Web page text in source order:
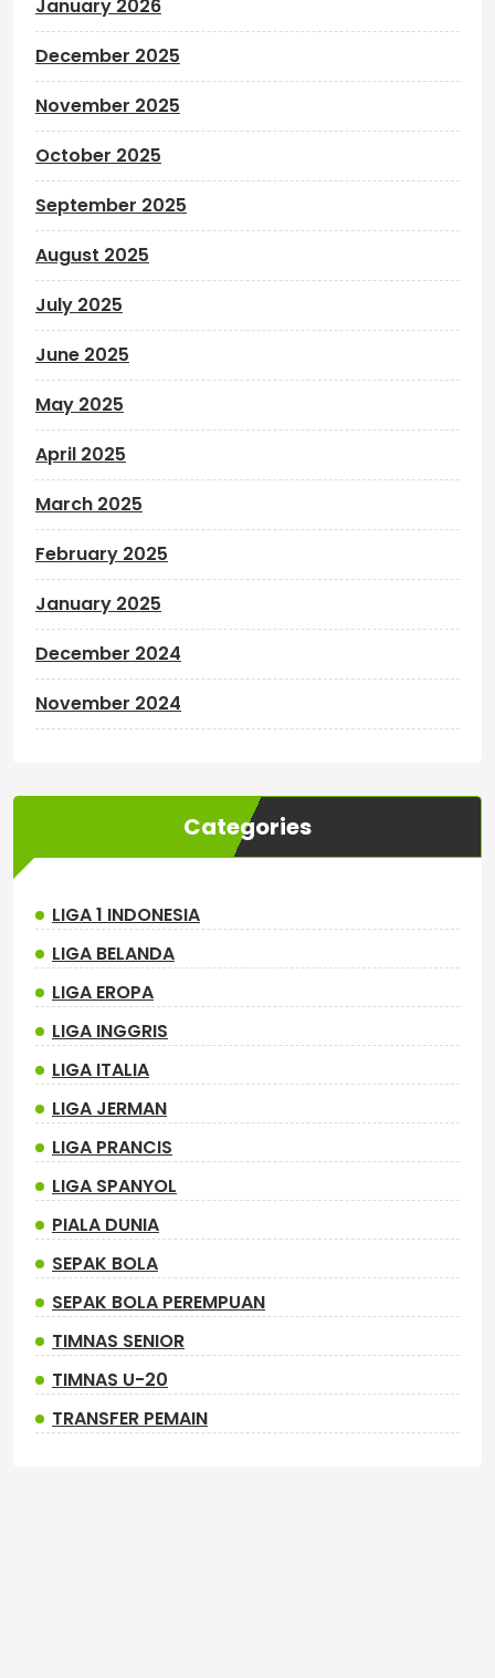
January 2026
December 2025
November 2025
October 2025
September 2025
August 2025
July 2025
June 2025
May 2025
April 2025
March 2025
February 2025
January 2025
December 2024
November 2024
Categories
LIGA 1 INDONESIA
LIGA BELANDA
LIGA EROPA
LIGA INGGRIS
LIGA ITALIA
LIGA JERMAN
LIGA PRANCIS
LIGA SPANYOL
PIALA DUNIA
SEPAK BOLA
SEPAK BOLA PEREMPUAN
TIMNAS SENIOR
TIMNAS U-20
TRANSFER PEMAIN